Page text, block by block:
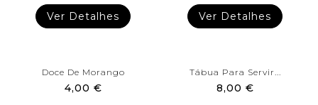
Ver Detalhes Ver Detalhes
Doce De Morango
4,00 €
Tábua Para Servir...
8,00 €